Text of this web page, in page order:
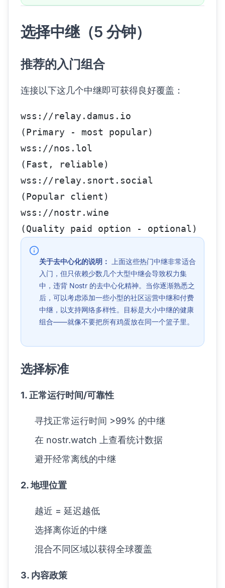
选择中继（5 分钟）
推荐的入门组合
连接以下这几个中继即可获得良好覆盖：
wss://relay.damus.io
(Primary - most popular)
wss://nos.lol
(Fast, reliable)
wss://relay.snort.social
(Popular client)
wss://nostr.wine
(Quality paid option - optional)
关于去中心化的说明：
上面这些热门中继非常适合
入门，但只依赖少数几个大型中继会导致权力集
中，违背 Nostr 的去中心化精神。当你逐渐熟悉之
后，可以考虑添加一些小型的社区运营中继和付费
中继，以支持网络多样性。目标是大小中继的健康
组合——就像不要把所有鸡蛋放在同一个篮子里。
选择标准
1. 正常运行时间/可靠性
寻找正常运行时间 >99% 的中继
在 nostr.watch 上查看统计数据
避开经常离线的中继
2. 地理位置
越近 = 延迟越低
选择离你近的中继
混合不同区域以获得全球覆盖
3. 内容政策